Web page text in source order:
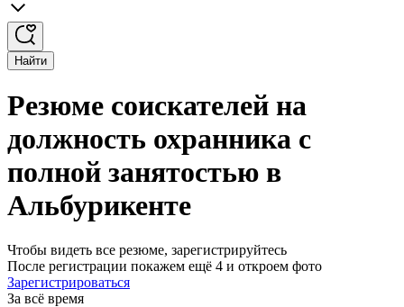
Найти
Резюме соискателей на
должность охранника с
полной занятостью в
Альбурикенте
Чтобы видеть все резюме, зарегистрируйтесь
После регистрации покажем ещё 4 и откроем фото
Зарегистрироваться
За всё время